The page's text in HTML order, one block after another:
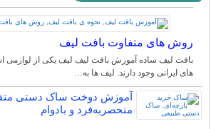
روش های متفاوت بافت لیف
بافت لیف ساده آموزش بافت لیف لیف یکی از لوازمی
های ایرانی وجود دارند. لیف ها به…
آموزش دوخت ساک دستی
منحصربه‌فرد و بادوام